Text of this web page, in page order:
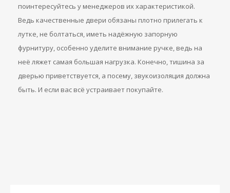
поинтересуйтесь у менеджеров их характеристикой.
Ведь качественные двери обязаны плотно прилегать к
лутке, не болтаться, иметь надёжную запорную
фурнитуру, особенно уделите внимание ручке, ведь на
неё ляжет самая большая нагрузка. Конечно, тишина за
дверью приветствуется, а посему, звукоизоляция должна
быть. И если вас всё устраивает покупайте.